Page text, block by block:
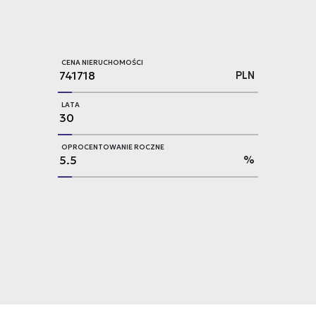
CENA NIERUCHOMOŚCI
PLN
LATA
OPROCENTOWANIE ROCZNE
%